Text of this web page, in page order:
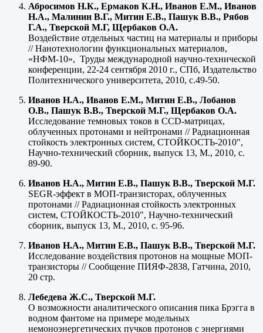
Абросимов Н.К., Ермаков К.Н., Иванов Е.М., Иванов
Н.А., Малинин В.Г., Митин Е.В., Пашук В.В., Рябов
Г.А., Тверской М.Г, Щербаков О.А.
Воздействие отдельных частиц на материалы и приборы
// Нанотехнологии функциональных материалов,
«НФМ-10», Труды международной научно-технической
конференции, 22-24 сентября 2010 г., СПб, Издательство
Политехнического университета, 2010, с.49-50.
Иванов Н.А., Иванов Е.М., Митин Е.В., Лобанов
О.В., Пашук В.В., Тверской М.Г., Щербаков О.А.
Исследование темновых токов в CCD-матрицах,
облученных протонами и нейтронами // Радиационная
стойкость электронных систем, СТОЙКОСТЬ-2010",
Научно-технический сборник, выпуск 13, М., 2010, с.
89-90.
Иванов Н.А., Митин Е.В., Пашук В.В., Тверской М.Г.
SEGR-эффект в МОП-транзисторах, облученных
протонами // Радиационная стойкость электронных
систем, СТОЙКОСТЬ-2010", Научно-технический
сборник, выпуск 13, М., 2010, с. 95-96.
Иванов Н.А., Митин Е.В., Пашук В.В., Тверской М.Г.
Исследование воздействия протонов на мощные МОП-
транзисторы // Сообщение ПИЯФ-2838, Гатчина, 2010,
20 стр.
Лебедева Ж.С., Тверской М.Г.
О возможности аналитического описания пика Брэгга в
водном фантоме на примере модельных
немоноэнергетических пучков протонов с энергиями